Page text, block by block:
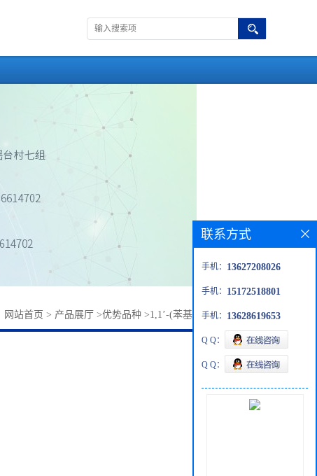
网站首页 > 产品展厅 >优势品种 >1,1’-(苯基亚氨基)双-2-丙醇
联系方式
手机： 13627208026
手机： 15172518801
手机： 13628619653
Q Q：
Q Q：